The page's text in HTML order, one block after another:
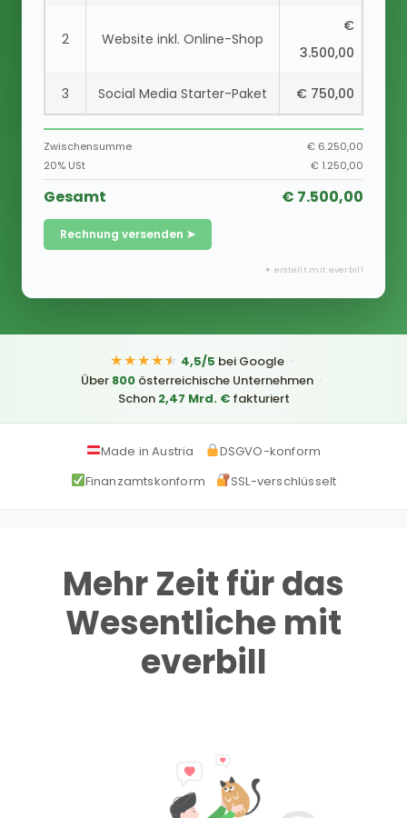
2 Website inkl. Online-Shop
€
3.500,00
3 Social Media Starter-Paket € 750,00
Zwischensumme
€ 6.250,00
20% USt
€ 1.250,00
Gesamt € 7.500,00
Rechnung versenden ➤
✦ erstellt mit everbill
★★★★★ 4,5/5 bei Google ·
Über 800österreichische Unternehmen ·
Schon 2,47 Mrd. €fakturiert
Made in Austria
DSGVO-konform
Finanzamtskonform
SSL-verschlüsselt
Mehr Zeit für das
Wesentliche mit
everbill